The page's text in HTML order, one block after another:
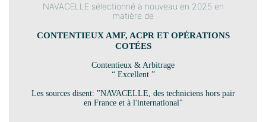
NAVACELLE sélectionné à nouveau en 2025 en
matière de
CONTENTIEUX AMF, ACPR ET OPÉRATIONS
COTÉES
Contentieux & Arbitrage
“ Excellent ”
Les sources disent: "NAVACELLE, des techniciens hors pair
en France et à l'international"